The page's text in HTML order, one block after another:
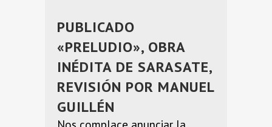
PUBLICADO
«PRELUDIO», OBRA
INÉDITA DE SARASATE,
REVISIÓN POR MANUEL
GUILLÉN